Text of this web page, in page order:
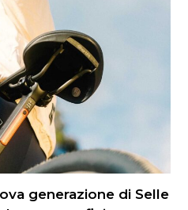
generazione di Selle